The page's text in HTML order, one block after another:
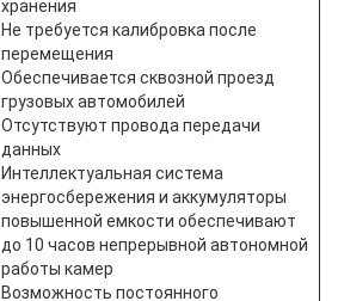
хранения
Не требуется калибровка после
перемещения
Обеспечивается сквозной проезд
грузовых автомобилей
Отсутствуют провода передачи
данных
Интеллектуальная система
энергосбережения и аккумуляторы
повышенной емкости обеспечивают
до 10 часов непрерывной автономной
работы камер
Возможность постоянного